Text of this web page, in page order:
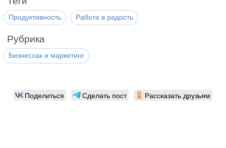
Продуктивность Работа в радость
Рубрика
Бизнесхак и маркетинг
Поделиться Сделать пост Рассказать друзьям